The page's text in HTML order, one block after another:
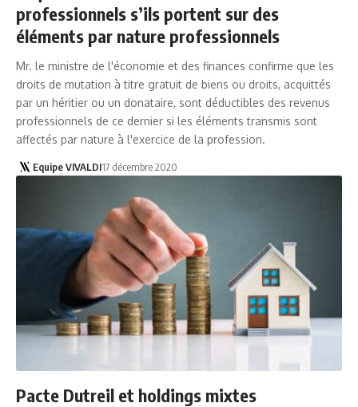
professionnels s’ils portent sur des
éléments par nature professionnels
Mr. le ministre de l'économie et des finances confirme que les
droits de mutation à titre gratuit de biens ou droits, acquittés
par un héritier ou un donataire, sont déductibles des revenus
professionnels de ce dernier si les éléments transmis sont
affectés par nature à l'exercice de la profession.
Equipe VIVALDI17 décembre 2020
Pacte Dutreil et holdings mixtes